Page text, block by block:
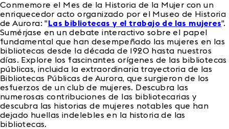
Conmemore el Mes de la Historia de la Mujer con un
enriquecedor acto organizado por el Museo de Historia
de Aurora: " Las bibliotecas y el trabajo de las mujeres".
Sumérjase en un debate interactivo sobre el papel
fundamental que han desempeñado las mujeres en las
bibliotecas desde la década de 1920 hasta nuestros
días. Explore los fascinantes orígenes de las bibliotecas
públicas, incluida la extraordinaria trayectoria de las
Bibliotecas Públicas de Aurora, que surgieron de los
esfuerzos de un club de mujeres. Descubra las
numerosas contribuciones de las bibliotecarias y
descubra las historias de mujeres notables que han
dejado huellas indelebles en la historia de las
bibliotecas.